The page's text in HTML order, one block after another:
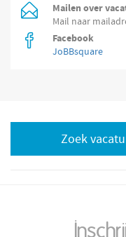
Mailen over
Mail naar
Facebook
JoBBsquare
Zoek